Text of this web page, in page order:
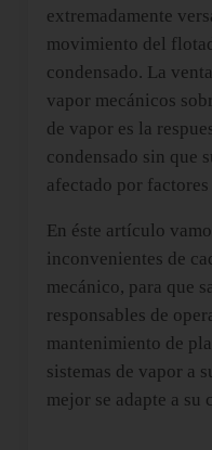
extremadamente
movimiento del
condensado. La
vapor mecánicos
de vapor es la
condensado sin que
afectado por
En éste artículo
inconvenientes de
mecánico, para que
responsables de
mantenimiento de
sistemas de vapor a
mejor se adapte a su